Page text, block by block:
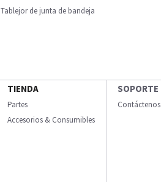
Tablejor de junta de bandeja
TIENDA
Partes
Accesorios & Consumibles
SOPORTE
Contáctenos